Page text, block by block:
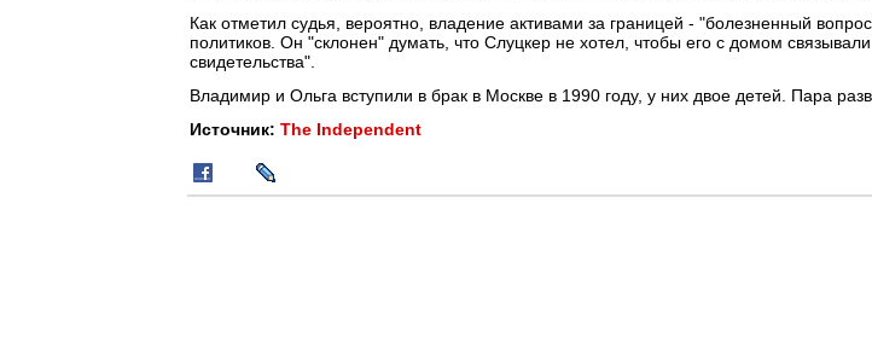
Как отметил судья, вероятно, владение активами за границей - "болезненный
политиков. Он "склонен" думать, что Слуцкер не хотел, чтобы его с домом
свидетельства".
Владимир и Ольга вступили в брак в Москве в 1990 году, у них двое детей. Пара
Источник: The Independent